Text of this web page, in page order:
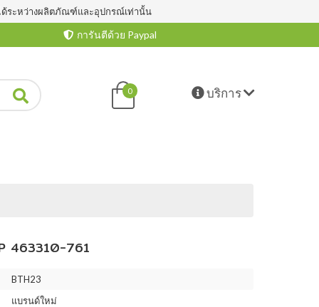
ด้ระหว่างผลิตภัณฑ์และอุปกรณ์เท่านั้น
การันตีด้วย Paypal
0 บริการ
463310-761
BTH23
แบรนด์ใหม่